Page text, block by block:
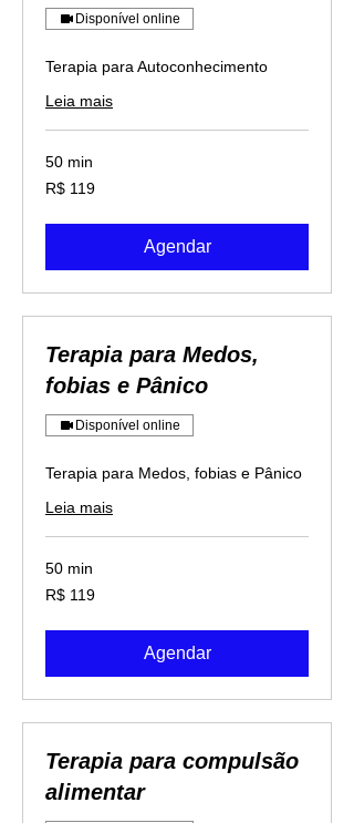
Disponível online
Terapia para Autoconhecimento
Leia mais
50 min
119
Reais
R$ 119
Agendar
Terapia para Medos,
fobias e Pânico
Disponível online
Terapia para Medos, fobias e Pânico
Leia mais
50 min
119
Reais
R$ 119
Agendar
Terapia para compulsão
alimentar